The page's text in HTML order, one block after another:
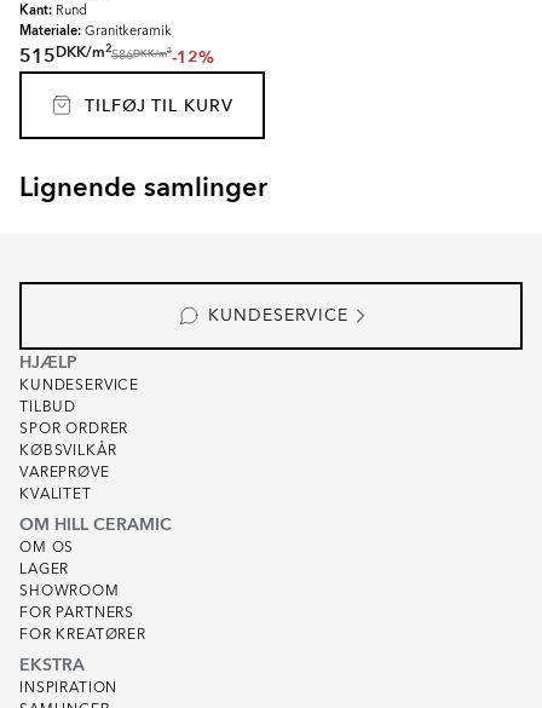
Kant: Rund
Materiale: Granitkeramik
515DKK/m2
586DKK/m2-12%
TILFØJ TIL KURV
Lignende samlinger
EKEBY
KUNDESERVICE
HJÆLP
KUNDESERVICE
TILBUD
SPOR ORDRER
KØBSVILKÅR
VAREPRØVE
KVALITET
OM HILL CERAMIC
OM OS
LAGER
SHOWROOM
FOR PARTNERS
FOR KREATØRER
EKSTRA
INSPIRATION